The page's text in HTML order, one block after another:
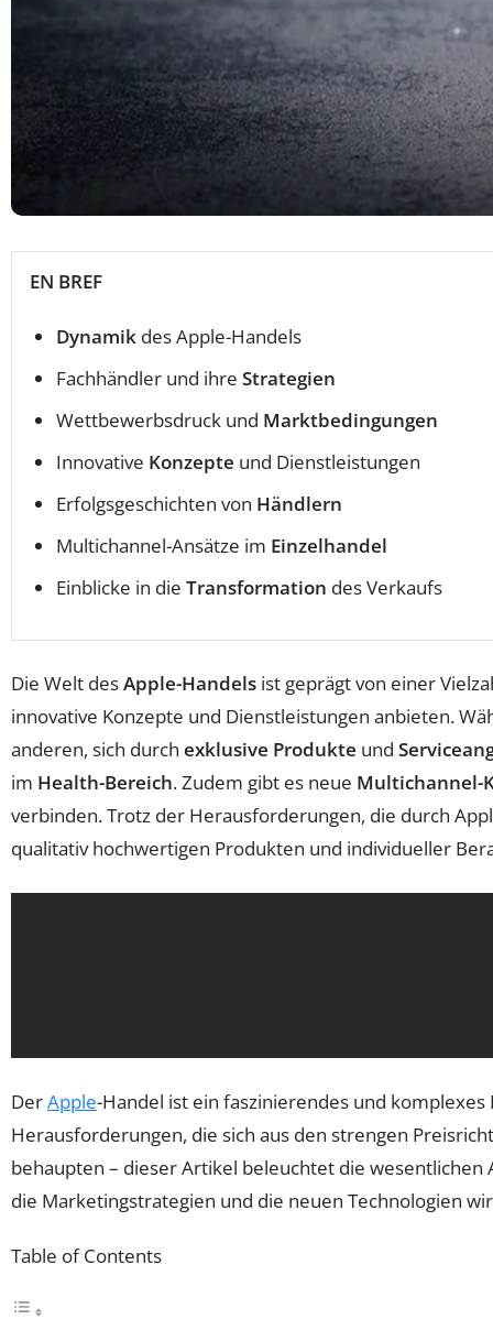
EN BREF
Dynamik des Apple-Handels
Fachhändler und ihre Strategien
Wettbewerbsdruck und Marktbedingungen
Innovative Konzepte und Dienstleistungen
Erfolgsgeschichten von Händlern
Multichannel-Ansätze im Einzelhandel
Einblicke in die Transformation des Verkaufs
Die Welt desApple-Handels ist geprägt von einer
innovative Konzepte und Dienstleistungen anbieten.
anderen, sich durch exklusive Produkte und
im Health-Bereich. Zudem gibt es neue Multichannel-
verbinden. Trotz der Herausforderungen, die durch
qualitativ hochwertigen Produkten und individueller
DerApple-Handel ist ein faszinierendes und
Herausforderungen, die sich aus den strengen
behaupten – dieser Artikel beleuchtet die wesentlichen
die Marketingstrategien und die neuen Technologien
Table of Contents